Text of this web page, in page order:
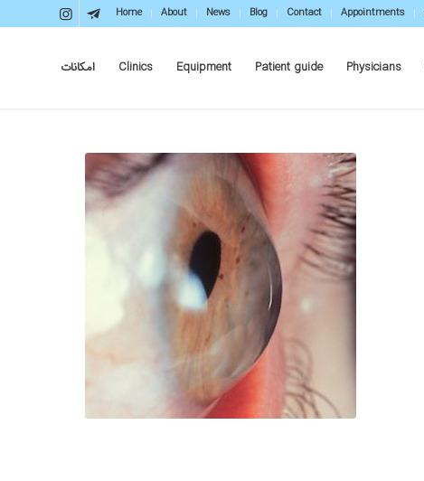
Home About News Blog Contact Appointments
امکانات Clinics Equipment Patient guide Physicians